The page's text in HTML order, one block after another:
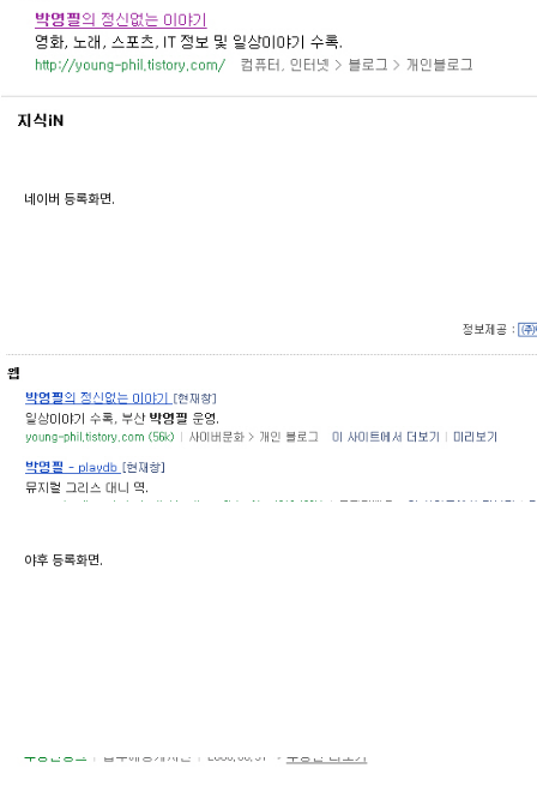
네이버 등록화면.
야후 등록화면.